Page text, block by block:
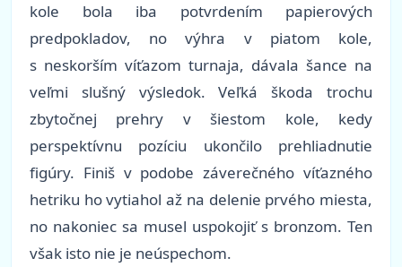
kole bola iba potvrdením papierových
predpokladov, no výhra v piatom kole,
s neskorším víťazom turnaja, dávala šance na
veľmi slušný výsledok. Veľká škoda trochu
zbytočnej prehry v šiestom kole, kedy
perspektívnu pozíciu ukončilo prehliadnutie
figúry. Finiš v podobe záverečného víťazného
hetriku ho vytiahol až na delenie prvého miesta,
no nakoniec sa musel uspokojiť s bronzom. Ten
však isto nie je neúspechom.